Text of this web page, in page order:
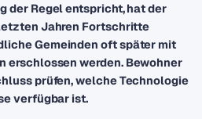
der Regel entspricht, hat der
Jahren Fortschritte
Gemeinden oft später mit
erschlossen werden. Bewohner
prüfen, welche Technologie
verfügbar ist.